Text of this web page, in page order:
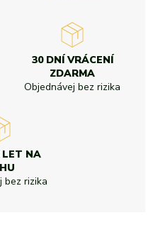
30 DNÍ VRÁCENÍ
ZDARMA
Objednávej bez rizika
LET NA
bez rizika